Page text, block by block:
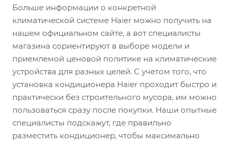
Больше информации о конкретной
климатической системе Haier можно получить на
нашем официальном сайте, а вот специалисты
магазина сориентируют в выборе модели и
приемлемой ценовой политике на климатические
устройства для разных целей. С учетом того, что
установка кондиционера Haier проходит быстро и
практически без строительного мусора, им можно
пользоваться сразу после покупки. Наши опытные
специалисты подскажут, где правильно
разместить кондиционер, чтобы максимально